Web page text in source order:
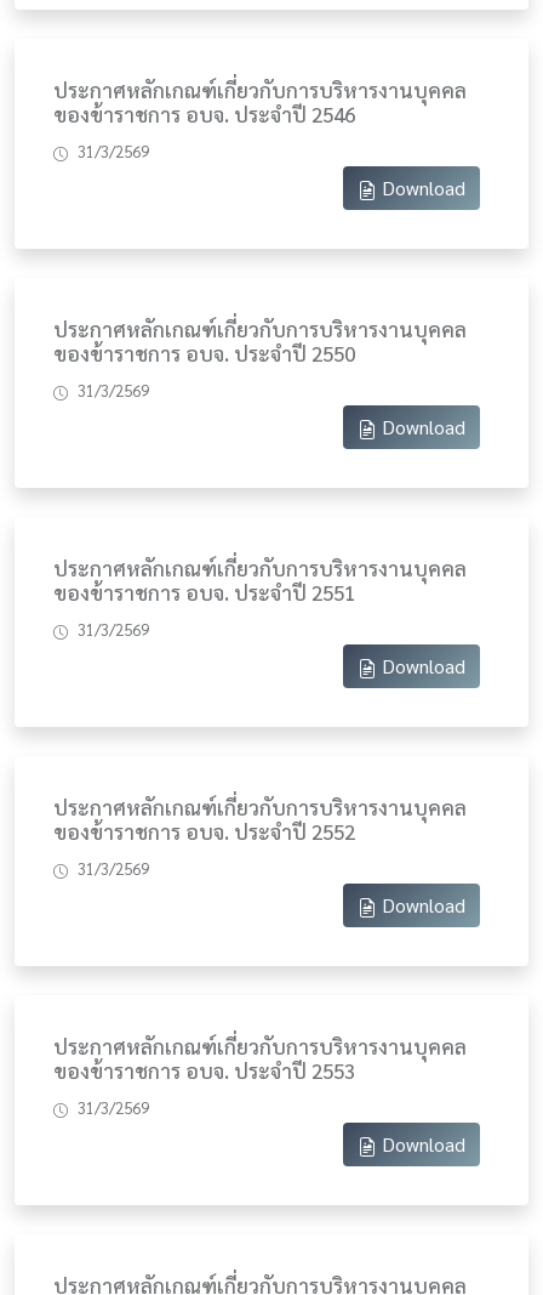
ประกาศหลักเกณฑ์เกี่ยวกับการบริหารงานบุคคล
ของข้าราชการ อบจ. ประจำปี 2546
31/3/2569
Download
ประกาศหลักเกณฑ์เกี่ยวกับการบริหารงานบุคคล
ของข้าราชการ อบจ. ประจำปี 2550
31/3/2569
Download
ประกาศหลักเกณฑ์เกี่ยวกับการบริหารงานบุคคล
ของข้าราชการ อบจ. ประจำปี 2551
31/3/2569
Download
ประกาศหลักเกณฑ์เกี่ยวกับการบริหารงานบุคคล
ของข้าราชการ อบจ. ประจำปี 2552
31/3/2569
Download
ประกาศหลักเกณฑ์เกี่ยวกับการบริหารงานบุคคล
ของข้าราชการ อบจ. ประจำปี 2553
31/3/2569
Download
ประกาศหลักเกณฑ์เกี่ยวกับการบริหารงานบุคคล